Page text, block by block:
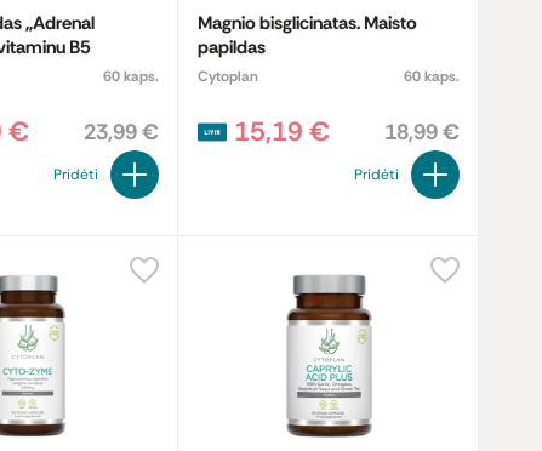
„Adrenal
B5
60 kaps.
€ 23,99 €
Pridėti
Magnio bisglicinatas. Maisto
papildas
Cytoplan 60 kaps.
15,19 € 18,99 €
Pridėti